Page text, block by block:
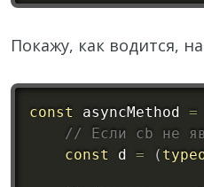
Покажу, как водится,
const asyncMethod =
// Если cb не
const
d = (